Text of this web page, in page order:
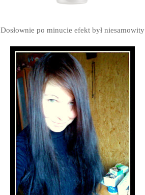
Dosłownie po minucie efekt był niesamowity